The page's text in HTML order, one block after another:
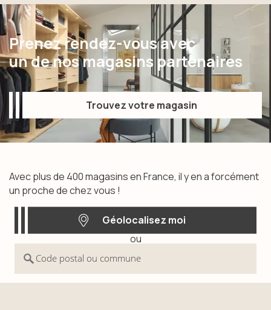
Prenez rendez-vous avec
un de nos magasins partenaires
Trouvez votre magasin
Trouvez votre magasin
Avec plus de 400 magasins en France, il y en a forcément
un proche de chez vous !
Géolocalisez moi
Géolocalisez moi
ou
Code postal ou commune